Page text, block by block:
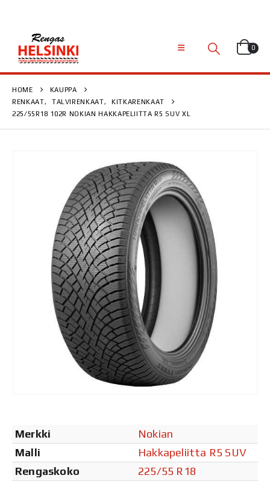
0
HOME
KAUPPA
RENKAAT, TALVIRENKAAT,
KITKARENKAAT
225/55R18 102R NOKIAN HAKKAPELIITTA R5 SUV XL
Merkki
Nokian
Malli
Hakkapeliitta R5 SUV
Rengaskoko
225/55 R18